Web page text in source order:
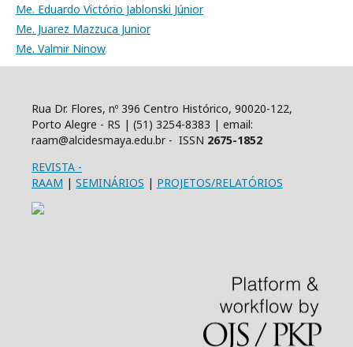
Me. Eduardo Victório Jablonski Júnior
Me. Juarez Mazzuca Junior
Me. Valmir Ninow
Rua Dr. Flores, nº 396 Centro Histórico, 90020-122,
Porto Alegre - RS | (51) 3254-8383 | email:
raam@alcidesmaya.edu.br - ISSN 2675-1852
REVISTA -
RAAM | SEMINÁRIOS | PROJETOS/RELATÓRIOS